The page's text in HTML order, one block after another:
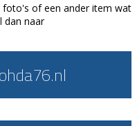
foto's of een ander item wat
dan naar